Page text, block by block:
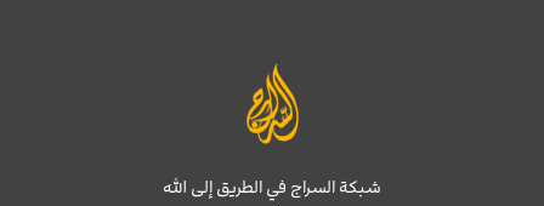
شبكة السراج في الطريق إلى الله